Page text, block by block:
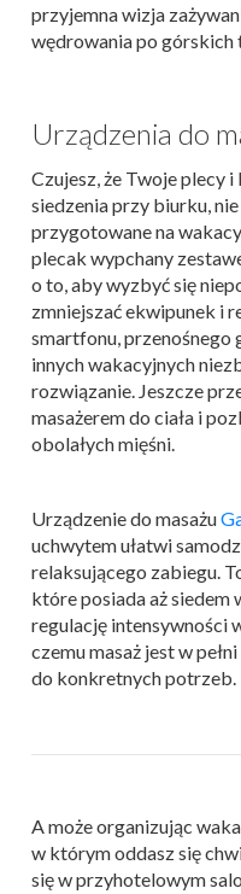
przyjemna wizja
wędrowania po górskich
Urządzenia do
Czujesz, że Twoje plecy
siedzenia przy biurku, nie
przygotowane na
plecak wypchany
o to, aby wyzbyć się
zmniejszać ekwipunek i
smartfonu, przenośnego
innych wakacyjnych
rozwiązanie. Jeszcze
masażerem do ciała i
obolałych mięśni.
Urządzenie do masażu
uchwytem ułatwi
relaksującego zabiegu.
które posiada aż
regulację intensywności
czemu masaż jest w
do konkretnych potrzeb.
A może organizując
w którym oddasz się
się w przyhotelowym